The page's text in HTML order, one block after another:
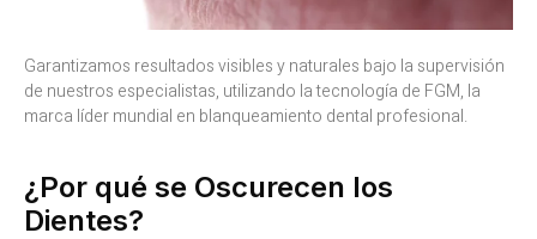
Garantizamos resultados visibles y naturales bajo la supervisión
de nuestros especialistas, utilizando la tecnología de FGM, la
marca líder mundial en blanqueamiento dental profesional.
¿Por qué se Oscurecen los
Dientes?